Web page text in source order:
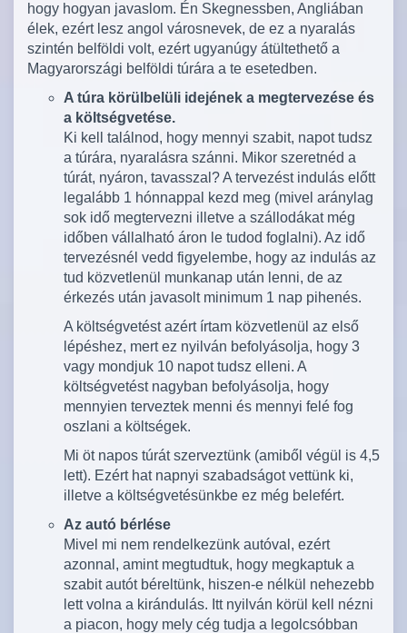
hogy hogyan javaslom. Én Skegnessben, Angliában
élek, ezért lesz angol városnevek, de ez a nyaralás
szintén belföldi volt, ezért ugyanúgy átültethető a
Magyarországi belföldi túrára a te esetedben.
A túra körülbelüli idejének a megtervezése és
a költségvetése.
Ki kell találnod, hogy mennyi szabit, napot tudsz
a túrára, nyaralásra szánni. Mikor szeretnéd a
túrát, nyáron, tavasszal? A tervezést indulás előtt
legalább 1 hónnappal kezd meg (mivel aránylag
sok idő megtervezni illetve a szállodákat még
időben vállalható áron le tudod foglalni). Az idő
tervezésnél vedd figyelembe, hogy az indulás az
tud közvetlenül munkanap után lenni, de az
érkezés után javasolt minimum 1 nap pihenés.
A költségvetést azért írtam közvetlenül az első
lépéshez, mert ez nyilván befolyásolja, hogy 3
vagy mondjuk 10 napot tudsz elleni. A
költségvetést nagyban befolyásolja, hogy
mennyien terveztek menni és mennyi felé fog
oszlani a költségek.
Mi öt napos túrát szerveztünk (amiből végül is 4,5
lett). Ezért hat napnyi szabadságot vettünk ki,
illetve a költségvetésünkbe ez még belefért.
Az autó bérlése
Mivel mi nem rendelkezünk autóval, ezért
azonnal, amint megtudtuk, hogy megkaptuk a
szabit autót béreltünk, hiszen-e nélkül nehezebb
lett volna a kirándulás. Itt nyilván körül kell nézni
a piacon, hogy mely cég tudja a legolcsóbban